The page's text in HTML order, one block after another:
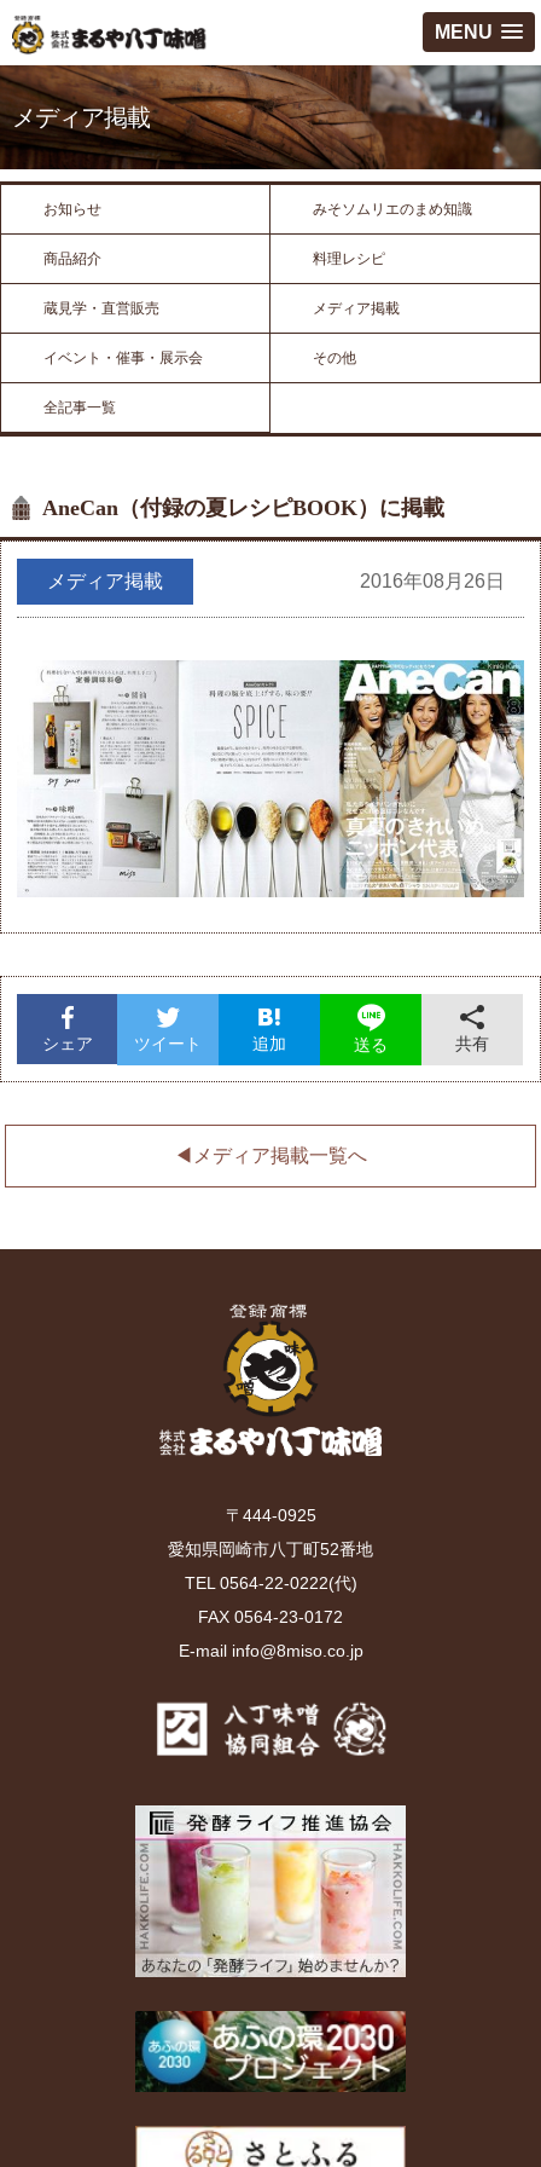
MENU
メディア掲載
お知らせ みそソムリエのまめ知識
商品紹介 料理レシピ
蔵見学・直営販売 メディア掲載
イベント・催事・展示会 その他
全記事一覧
AneCan（付録の夏レシピBOOK）に掲載
メディア掲載 2016年08月26日
シェア ツイート 追加 送る 共有
◀︎メディア掲載一覧へ
〒444-0925
愛知県岡崎市八丁町52番地
TEL 0564-22-0222(代)
FAX 0564-23-0172
E-mail info@8miso.co.jp